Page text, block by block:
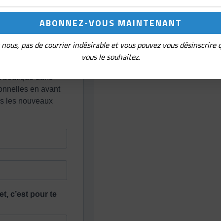
pas de courrier indésirable et vous pouvez vous désinscrire
vous le souhaitez.